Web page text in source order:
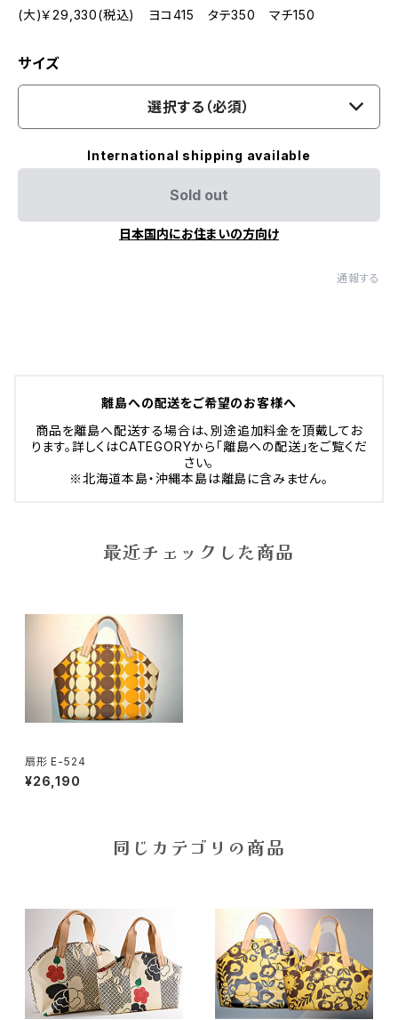
(大)￥29,330(税込) ヨコ415 タテ350 マチ150
サイズ
選択する（必須）
International shipping available
Sold out
日本国内にお住まいの方向け
通報する
離島への配送をご希望のお客様へ
商品を離島へ配送する場合は、別途追加料金を頂戴してお
ります。詳しくはCATEGORYから「離島への配送」をご覧くだ
さい。
※北海道本島・沖縄本島は離島に含みません。
最近チェックした商品
扇形 E-524
¥26,190
同じカテゴリの商品